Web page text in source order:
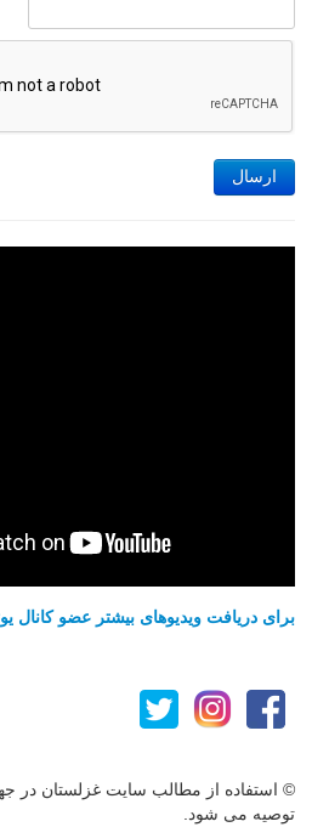
ارسال
برای دریافت ویدیوهای بیشتر عضو کانال
© استفاده از مطالب سایت غزلستان
توصیه می شود.